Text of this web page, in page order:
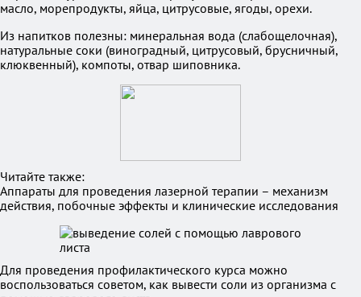
масло, морепродукты, яйца, цитрусовые, ягоды, орехи.
Из напитков полезны: минеральная вода (слабощелочная),
натуральные соки (виноградный, цитрусовый, брусничный,
клюквенный), компоты, отвар шиповника.
Читайте также:
Аппараты для проведения лазерной терапии – механизм
действия, побочные эффекты и клинические исследования
Для проведения профилактического курса можно
воспользоваться советом, как вывести соли из организма с